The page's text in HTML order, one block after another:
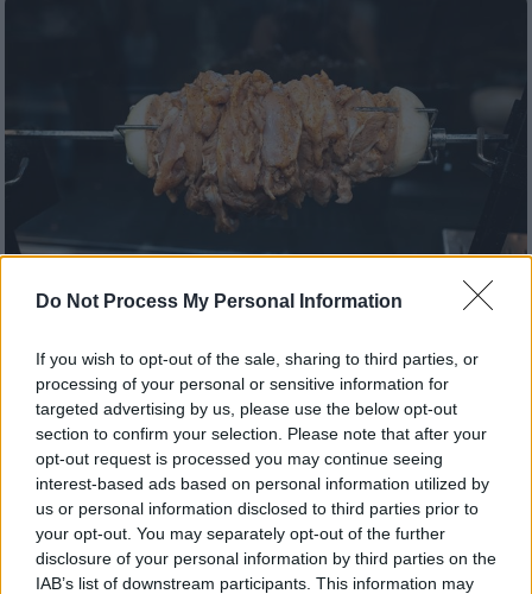
Do Not Process My Personal Information
If you wish to opt-out of the sale, sharing to third parties, or
processing of your personal or sensitive information for
targeted advertising by us, please use the below opt-out
section to confirm your selection. Please note that after your
opt-out request is processed you may continue seeing
interest-based ads based on personal information utilized by
us or personal information disclosed to third parties prior to
your opt-out. You may separately opt-out of the further
disclosure of your personal information by third parties on the
IAB’s list of downstream participants. This information may
Ελλάδα|17.03.2024 19:46
Οι γιατροί είπαν «σε 3 λεπτά θα είχες
πεθάνει» - Συγκλονίζει ο μάγειρας που
δέχθηκε μαχαιριά για κοντοσούβλι
Σοκάρουν οι λεπτομέρειες που βλέπουν το
φως της δημοσιότητας για το μαχαίρωμα
του μάγειρα του ουζερί στη Θεσσαλονίκη